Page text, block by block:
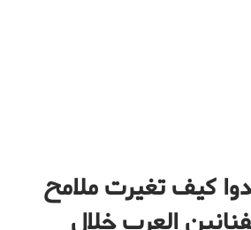
كيف تغيرت ملامح